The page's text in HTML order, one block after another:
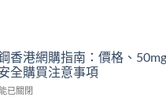
香港網購指南：價格、
全購買注意事項
已關閉